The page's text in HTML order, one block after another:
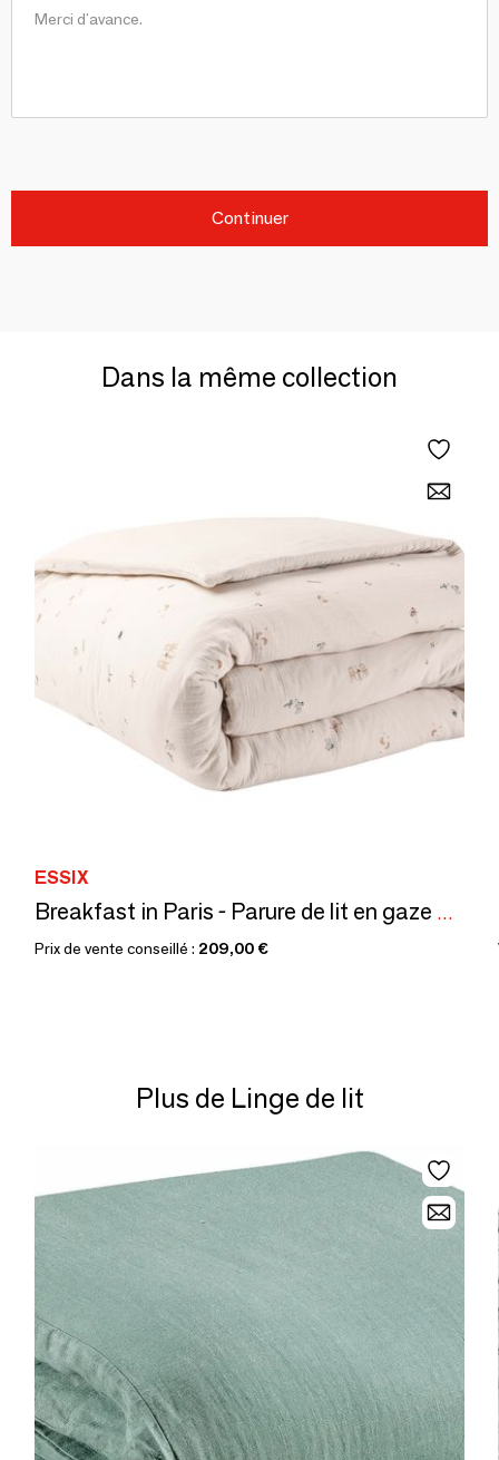
Continuer
Dans la même collection
ESSIX
Breakfast in Paris - Parure de lit en gaze de coton imprimée
Prix de vente conseillé : 209,00 €
Plus de Linge de lit